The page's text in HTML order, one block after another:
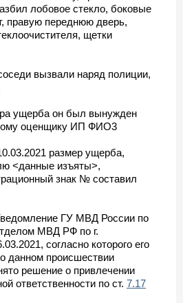
лобовое стекло, боковые
правую переднюю дверь,
щетки
вызвали наряд полиции,
ущерба он был вынужден
оценщику ИП ФИО3
размер ущерба,
<данные изъяты>,
знак № составил
ГУ МВД России по
МВД РФ по г.
согласно которого его
данном происшествии
решение о привлечении
ответственности по ст. 7.17